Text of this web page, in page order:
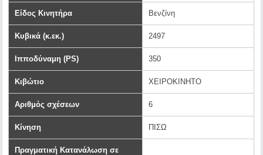
Είδος Κινητήρα Βενζίνη
Κυβικά (κ.εκ.) 2497
Ιπποδύναμη (PS) 350
Κιβώτιο ΧΕΙΡΟΚΙΝΗΤΟ
Αριθμός σχέσεων 6
Κίνηση ΠΙΣΩ
Πραγματική Κατανάλωση σε